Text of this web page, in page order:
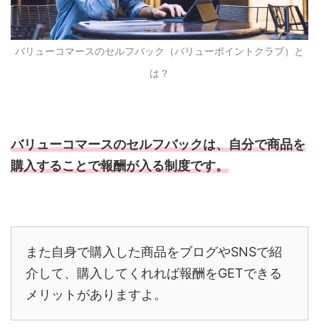
バリューコマースのセルフバック（バリューポイントクラブ）と
は？
バリューコマースのセルフバックは、自分で商品を
購入することで報酬が入る制度です。
また自身で購入した商品をブログやSNSで紹
介して、購入してくれれば報酬をGETできる
メリットがありますよ。